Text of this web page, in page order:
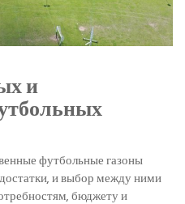
и
футбольные газоны
и выбор между ними
бюджету и